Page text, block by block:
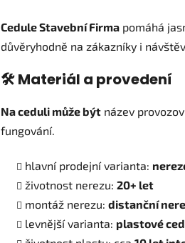
Cedule Stavební Firma pomáhá
důvěryhodně na zákazníky i
🛠️ Materiál a provedení
Na ceduli může být název
fungování.
hlavní prodejní varianta:
životnost nerezu: 20+ let
montáž nerezu: distanční
levnější varianta: plastové